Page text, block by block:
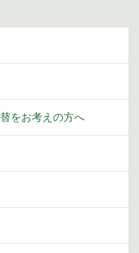
をお考えの方へ